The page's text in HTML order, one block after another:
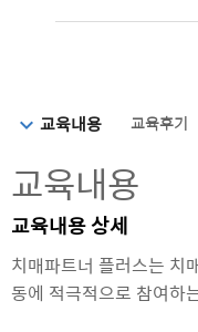
교육내용선택됨교육후기
교육내용
교육내용 상세
치매파트너 플러스는 치
동에 적극적으로 참여하